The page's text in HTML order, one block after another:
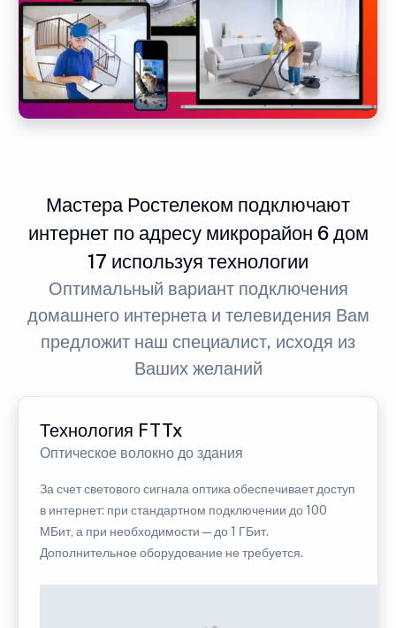
Мастера Ростелеком подключают
интернет по адресу микрорайон 6 дом
17 используя технологии
Оптимальный вариант подключения
домашнего интернета и телевидения Вам
предложит наш специалист, исходя из
Ваших желаний
Технология FTTx
Оптическое волокно до здания
За счет светового сигнала оптика обеспечивает доступ
в интернет: при стандартном подключении до 100
МБит, а при необходимости — до 1 ГБит.
Дополнительное оборудование не требуется.